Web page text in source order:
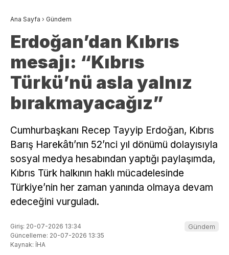
Ana Sayfa › Gündem
Erdoğan’dan Kıbrıs
mesajı: “Kıbrıs
Türkü’nü asla yalnız
bırakmayacağız”
Cumhurbaşkanı Recep Tayyip Erdoğan, Kıbrıs
Barış Harekâtı’nın 52’nci yıl dönümü dolayısıyla
sosyal medya hesabından yaptığı paylaşımda,
Kıbrıs Türk halkının haklı mücadelesinde
Türkiye’nin her zaman yanında olmaya devam
edeceğini vurguladı.
Giriş: 20-07-2026 13:34
Güncelleme: 20-07-2026 13:35
Kaynak: İHA
Gündem